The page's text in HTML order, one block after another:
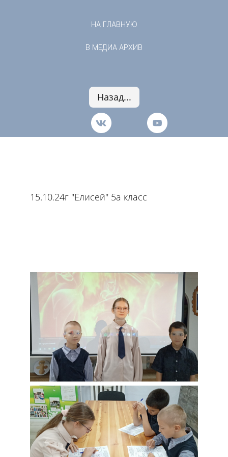
НА ГЛАВНУЮ
В МЕДИА АРХИВ
Назад...
15.10.24г "Елисей" 5а класс